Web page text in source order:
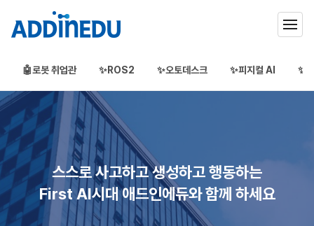
🤖로봇 취업관 ✨ROS2 ✨오토데스크 ✨피지컬 AI
애드인에듀
오프라인 부트캠프
부프캠프
스스로 사고하고 생성하고 행동하는
First AI시대 애드인에듀와 함께 하세요